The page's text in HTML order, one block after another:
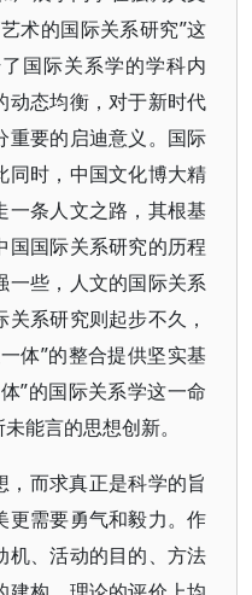
术的国际关系研究”这
国际关系学的学科内
动态均衡，对于新时代
重要的启迪意义。国际
同时，中国文化博大精
一条人文之路，其根基
国国际关系研究的历程
一些，人文的国际关系
系研究则起步不久，
体”的整合提供坚实基
”的国际关系学这一命
能言的思想创新。
而求真正是科学的旨
更需要勇气和毅力。作
机、活动的目的、方法